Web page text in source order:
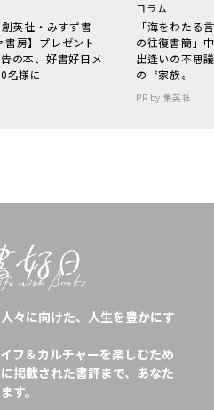
創英社・みすず書
書房】プレゼント
の本、好書好日メ
名様に
コラム
「海をわた
の往復書簡」
出逢いの不思
の〝家族〟
PR by 集英社
々に向けた、人生を豊かにす
フ＆カルチャーを楽しむため
掲載された書評まで、あなた
す。